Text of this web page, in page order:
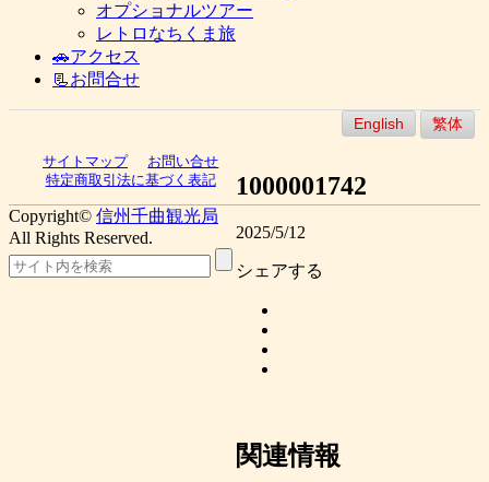
オプショナルツアー
レトロなちくま旅
🚗アクセス
📃お問合せ
English 繁体
1000001742
2025/5/12
シェアする
関連情報
サイトマップ
お問い合せ
特定商取引法に基づく表記
Copyright© 信州千曲観光局
All Rights Reserved.